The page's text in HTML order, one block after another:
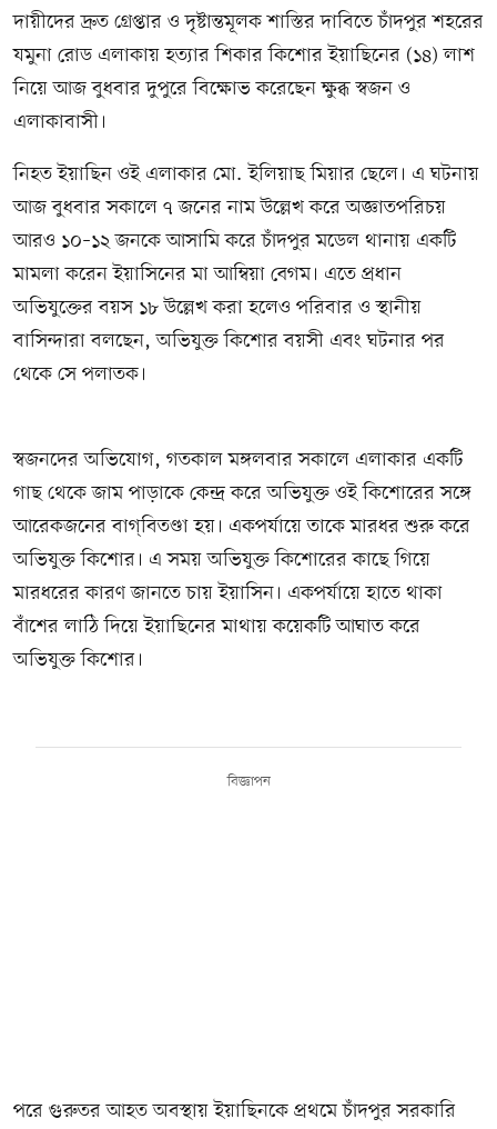
দায়ীদের দ্রুত গ্রেপ্তার ও দৃষ্টান্তমূলক শাস্তির দাবিতে চাঁদপুর শহরের
যমুনা রোড এলাকায় হত্যার শিকার কিশোর ইয়াছিনের (১৪) লাশ
নিয়ে আজ বুধবার দুপুরে বিক্ষোভ করেছেন ক্ষুব্ধ স্বজন ও
এলাকাবাসী।
নিহত ইয়াছিন ওই এলাকার মো. ইলিয়াছ মিয়ার ছেলে। এ ঘটনায়
আজ বুধবার সকালে ৭ জনের নাম উল্লেখ করে অজ্ঞাতপরিচয়
আরও ১০–১২ জনকে আসামি করে চাঁদপুর মডেল থানায় একটি
মামলা করেন ইয়াসিনের মা আম্বিয়া বেগম। এতে প্রধান
অভিযুক্তের বয়স ১৮ উল্লেখ করা হলেও পরিবার ও স্থানীয়
বাসিন্দারা বলছেন, অভিযুক্ত কিশোর বয়সী এবং ঘটনার পর
থেকে সে পলাতক।
স্বজনদের অভিযোগ, গতকাল মঙ্গলবার সকালে এলাকার একটি
গাছ থেকে জাম পাড়াকে কেন্দ্র করে অভিযুক্ত ওই কিশোরের সঙ্গে
আরেকজনের বাগ্‌বিতণ্ডা হয়। একপর্যায়ে তাকে মারধর শুরু করে
অভিযুক্ত কিশোর। এ সময় অভিযুক্ত কিশোরের কাছে গিয়ে
মারধরের কারণ জানতে চায় ইয়াসিন। একপর্যায়ে হাতে থাকা
বাঁশের লাঠি দিয়ে ইয়াছিনের মাথায় কয়েকটি আঘাত করে
অভিযুক্ত কিশোর।
বিজ্ঞাপন
পরে গুরুতর আহত অবস্থায় ইয়াছিনকে প্রথমে চাঁদপুর সরকারি